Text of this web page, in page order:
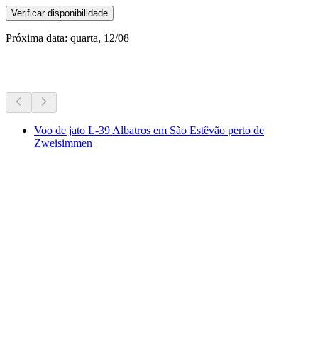
Verificar disponibilidade
Próxima data: quarta, 12/08
Voo de jato L-39 Albatros em São Estêvão perto de
Zweisimmen